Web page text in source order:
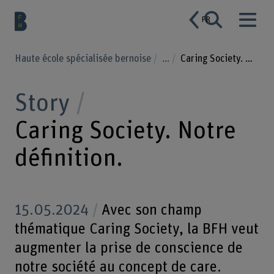
FR
Haute école spécialisée bernoise ... Caring Society. Notre définition.
Story
Caring Society. Notre
définition.
15.05.2024
Avec son champ
thématique Caring Society, la BFH veut
augmenter la prise de conscience de
notre société au concept de care.